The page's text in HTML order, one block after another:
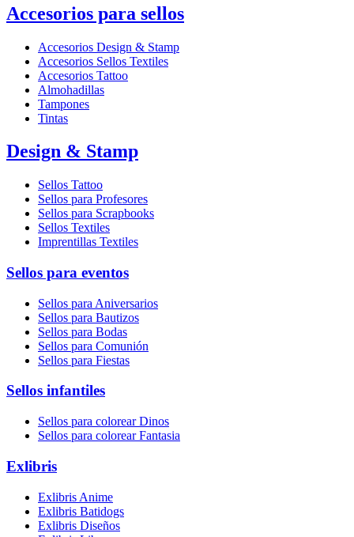
Accesorios para sellos
Accesorios Design & Stamp
Accesorios Sellos Textiles
Accesorios Tattoo
Almohadillas
Tampones
Tintas
Design & Stamp
Sellos Tattoo
Sellos para Profesores
Sellos para Scrapbooks
Sellos Textiles
Imprentillas Textiles
Sellos para eventos
Sellos para Aniversarios
Sellos para Bautizos
Sellos para Bodas
Sellos para Comunión
Sellos para Fiestas
Sellos infantiles
Sellos para colorear Dinos
Sellos para colorear Fantasia
Exlibris
Exlibris Anime
Exlibris Batidogs
Exlibris Diseños